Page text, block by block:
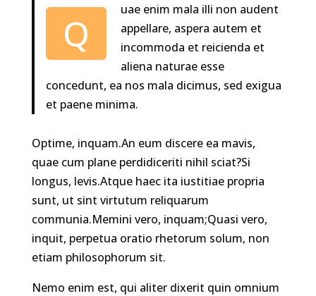
Q
uae enim mala illi non audent
appellare, aspera autem et
incommoda et reicienda et
aliena naturae esse
concedunt, ea nos mala dicimus, sed exigua
et paene minima.
Optime, inquam.An eum discere ea mavis,
quae cum plane perdidiceriti nihil sciat?Si
longus, levis.Atque haec ita iustitiae propria
sunt, ut sint virtutum reliquarum
communia.Memini vero, inquam;Quasi vero,
inquit, perpetua oratio rhetorum solum, non
etiam philosophorum sit.
Nemo enim est, qui aliter dixerit quin omnium